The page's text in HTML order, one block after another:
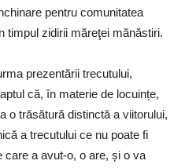
pentru comunitatea
timpul zidirii măreţei mănăstiri.
prezentării trecutului,
că, în materie de locuințe,
o trăsătură distinctă a viitorului,
a trecutului ce nu poate fi
care a avut-o, o are, și o va